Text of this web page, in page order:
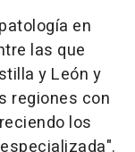
en
las que
y León y
regiones con
los